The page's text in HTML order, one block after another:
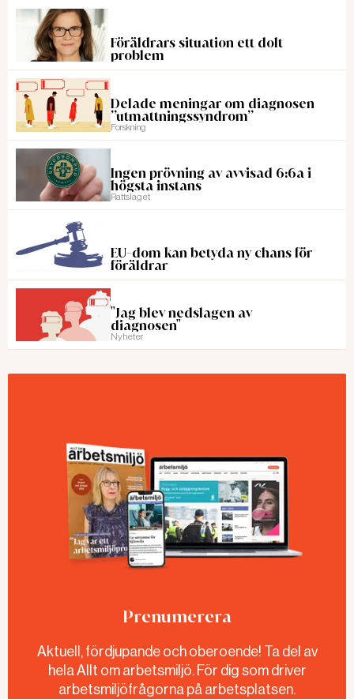
Föräldrars situation ett dolt
problem
Delade meningar om diagnosen
”utmattningssyndrom”
Forskning
Ingen prövning av avvisad 6:6a i
högsta instans
Rattslaget
EU-dom kan betyda ny chans för
föräldrar
"Jag blev nedslagen av
diagnosen"
Nyheter
Prenumerera
Aktuell, fördjupande och oberoende! Ta del av
hela Allt om arbetsmiljö. För dig som driver
arbetsmiljöfrågorna på arbetsplatsen.